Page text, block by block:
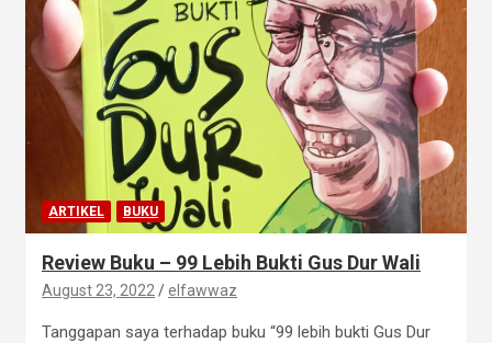
ARTIKEL BUKU
Review Buku – 99 Lebih Bukti Gus Dur Wali
August 23, 2022 elfawwaz
Tanggapan saya terhadap buku “99 lebih bukti Gus Dur